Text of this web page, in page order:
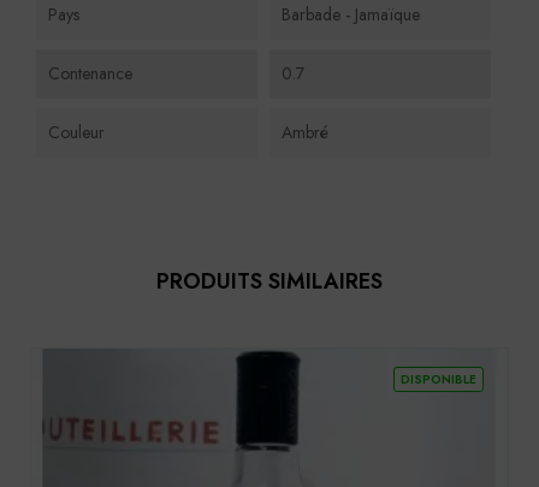
Pays Barbade - Jamaïque
Contenance 0.7
Couleur Ambré
PRODUITS SIMILAIRES
DISPONIBLE